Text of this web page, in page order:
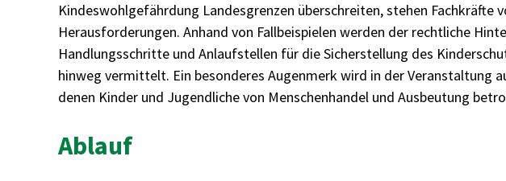
Kindeswohlgefährdung Landesgrenzen überschreiten, stehen Fachkräfte
Herausforderungen. Anhand von Fallbeispielen werden der rechtliche
Handlungsschritte und Anlaufstellen für die Sicherstellung des
hinweg vermittelt. Ein besonderes Augenmerk wird in der Veranstaltung
denen Kinder und Jugendliche von Menschenhandel und Ausbeutung
Ablauf